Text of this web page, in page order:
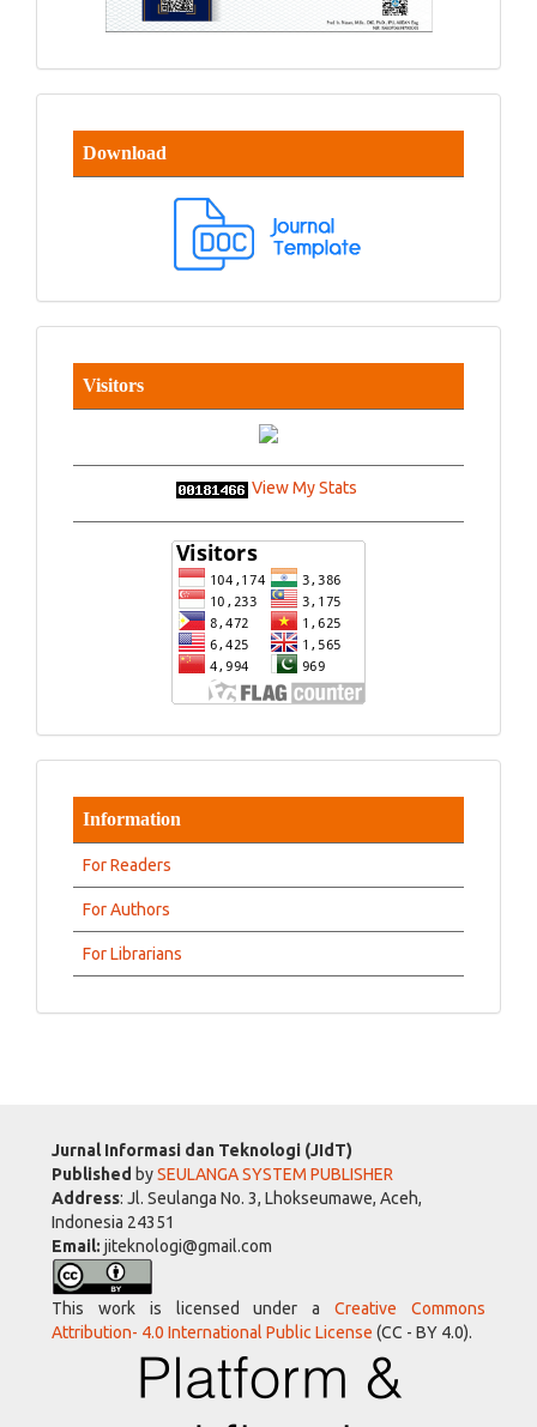
Download
Visitors
View My Stats
Information
For Readers
For Authors
For Librarians
Jurnal Informasi dan Teknologi (JIdT)
Published bySEULANGA SYSTEM PUBLISHER
Address: Jl. Seulanga No. 3, Lhokseumawe, Aceh,
Indonesia 24351
Email: jiteknologi@gmail.com
This work is licensed under a
Creative Commons
Attribution- 4.0 International Public License (CC - BY 4.0).